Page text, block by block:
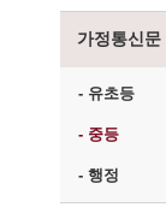
가정통신문
- 유초등
- 중등
- 행정